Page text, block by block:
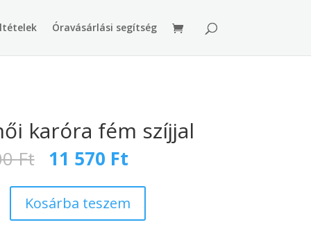
Óravásárlási segítség
karóra fém szíjjal
Ft Original
price
was:
17
600 Ft.
11 570 Ft
is:
11
570 Ft.
Kosárba teszem